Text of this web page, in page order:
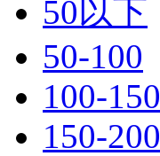
50以下
50-100
100-150
150-200